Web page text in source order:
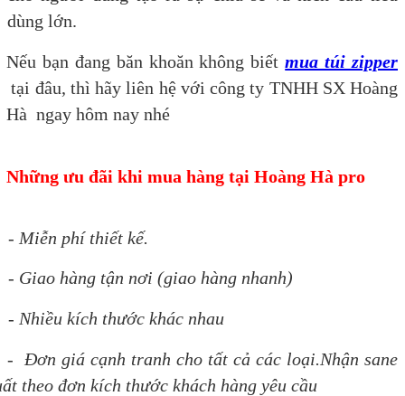
dùng lớn.
Nếu bạn đang băn khoăn không biếtmua túi zipper
tại đâu, thì hãy liên hệ với công ty TNHH SX Hoàng
Hà ngay hôm nay nhé
Những ưu đãi khi mua hàng tại Hoàng Hà pro
- Miễn phí thiết kế.
hàng tận nơi (giao hàng nhanh)
kích thước khác nhau
giá cạnh tranh cho tất cả các loại.Nhận sane
theo đơn kích thước khách hàng yêu cầu